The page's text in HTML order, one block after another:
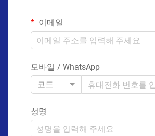
이메일
모바일 / WhatsApp
코드
성명